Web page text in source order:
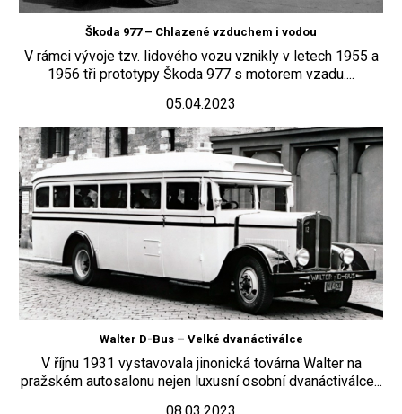
Škoda 977 – Chlazené vzduchem i vodou
V rámci vývoje tzv. lidového vozu vznikly v letech 1955 a
1956 tři prototypy Škoda 977 s motorem vzadu....
05.04.2023
Walter D-Bus – Velké dvanáctiválce
V říjnu 1931 vystavovala jinonická továrna Walter na
pražském autosalonu nejen luxusní osobní dvanáctiválce...